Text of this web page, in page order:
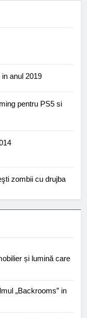
anul 2019
pentru PS5 si
zombii cu drujba
și lumină care
„Backrooms” in